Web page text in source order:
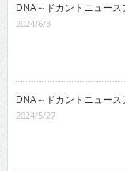
DNA～ドカントニュー
2024/6/3
DNA～ドカントニュー
2024/5/27